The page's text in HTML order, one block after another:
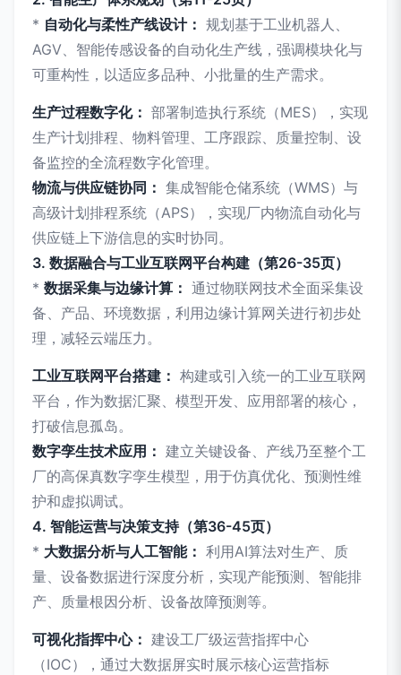
* 自动化与柔性产线设计： 规划基于工业机器人、
AGV、智能传感设备的自动化生产线，强调模块化与
可重构性，以适应多品种、小批量的生产需求。
生产过程数字化： 部署制造执行系统（MES），实现
生产计划排程、物料管理、工序跟踪、质量控制、设
备监控的全流程数字化管理。
物流与供应链协同： 集成智能仓储系统（WMS）与
高级计划排程系统（APS），实现厂内物流自动化与
供应链上下游信息的实时协同。
3. 数据融合与工业互联网平台构建（第26-35页）
* 数据采集与边缘计算： 通过物联网技术全面采集设
备、产品、环境数据，利用边缘计算网关进行初步处
理，减轻云端压力。
工业互联网平台搭建： 构建或引入统一的工业互联网
平台，作为数据汇聚、模型开发、应用部署的核心，
打破信息孤岛。
数字孪生技术应用： 建立关键设备、产线乃至整个工
厂的高保真数字孪生模型，用于仿真优化、预测性维
护和虚拟调试。
4. 智能运营与决策支持（第36-45页）
* 大数据分析与人工智能： 利用AI算法对生产、质
量、设备数据进行深度分析，实现产能预测、智能排
产、质量根因分析、设备故障预测等。
可视化指挥中心： 建设工厂级运营指挥中心
（IOC），通过大数据屏实时展示核心运营指标